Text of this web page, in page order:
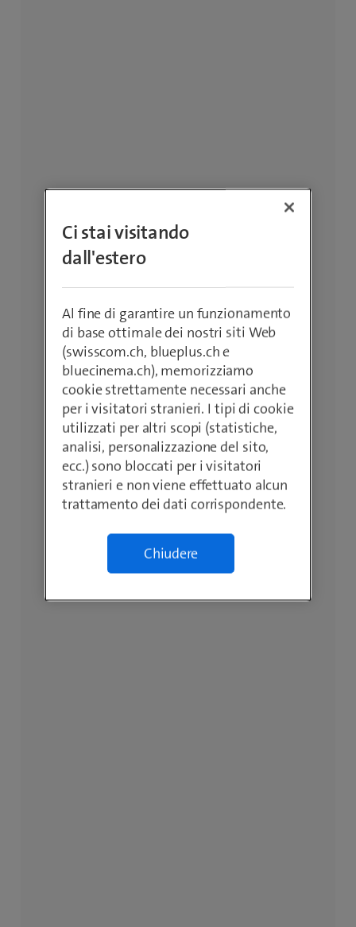
Ci stai visitando
dall'estero
Al fine di garantire un funzionamento
di base ottimale dei nostri siti Web
(swisscom.ch, blueplus.ch e
bluecinema.ch), memorizziamo
cookie strettamente necessari anche
per i visitatori stranieri. I tipi di cookie
utilizzati per altri scopi (statistiche,
analisi, personalizzazione del sito,
ecc.) sono bloccati per i visitatori
stranieri e non viene effettuato alcun
trattamento dei dati corrispondente.
Chiudere